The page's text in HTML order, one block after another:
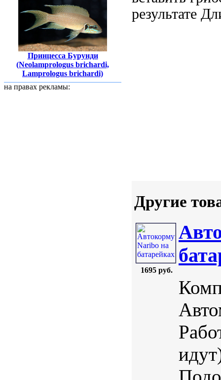
Принцесса Бурунди
(Neolamprologus brichardi,
Lamprologus brichardi)
на правах рекламы:
результате
Другие
1695 руб.